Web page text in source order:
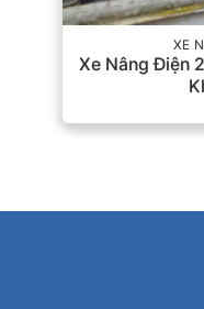
XE
Xe Nâng Điện